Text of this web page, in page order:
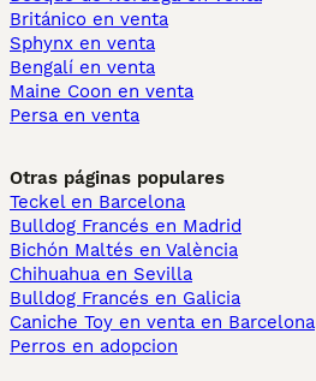
Británico en venta
Sphynx en venta
Bengalí en venta
Maine Coon en venta
Persa en venta
Otras páginas populares
Teckel en Barcelona
Bulldog Francés en Madrid
Bichón Maltés en València
Chihuahua en Sevilla
Bulldog Francés en Galicia
Caniche Toy en venta en Barcelona
Perros en adopcion